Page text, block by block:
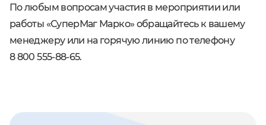
По любым вопросам участия в мероприятии или
работы «СуперМаг Марко» обращайтесь к вашему
менеджеру или на горячую линию по телефону
8 800 555-88-65.